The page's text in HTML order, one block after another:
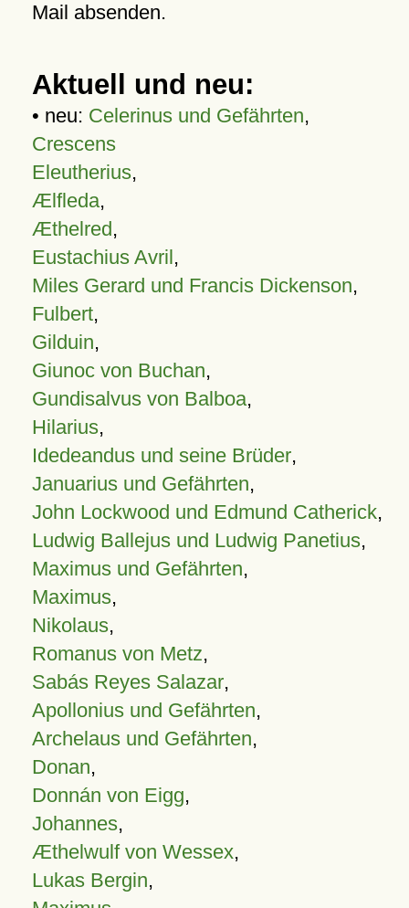
Mail absenden.
Aktuell und neu:
• neu: Celerinus und Gefährten,
Crescens
Eleutherius,
Ælfleda,
Æthelred,
Eustachius Avril,
Miles Gerard und Francis Dickenson,
Fulbert,
Gilduin,
Giunoc von Buchan,
Gundisalvus von Balboa,
Hilarius,
Idedeandus und seine Brüder,
Januarius und Gefährten,
John Lockwood und Edmund Catherick,
Ludwig Ballejus und Ludwig Panetius,
Maximus und Gefährten,
Maximus,
Nikolaus,
Romanus von Metz,
Sabás Reyes Salazar,
Apollonius und Gefährten,
Archelaus und Gefährten,
Donan,
Donnán von Eigg,
Johannes,
Æthelwulf von Wessex,
Lukas Bergin,